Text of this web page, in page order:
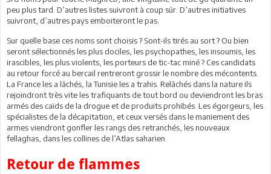
peu plus tard. D’autres listes suivront à coup sûr. D’autres initiatives
suivront, d’autres pays emboiteront le pas.
Sur quelle base ces noms sont choisis ? Sont-ils tirés au sort ? Ou bien
seront sélectionnés les plus dociles, les psychopathes, les insoumis, les
irascibles, les plus violents, les porteurs de tic-tac miné ? Ces candidats
au retour forcé au bercail rentreront grossir le nombre des mécontents.
La France les a lâchés, la Tunisie les a trahis. Relâchés dans la nature ils
rejoindront très vite les trafiquants de tout bord ou deviendront les bras
armés des caïds de la drogue et de produits prohibés. Les égorgeurs, les
spécialistes de la décapitation, et ceux versés dans le maniement des
armes viendront gonfler les rangs des retranchés, les nouveaux
fellaghas, dans les collines de l’Atlas saharien.
Retour de flammes